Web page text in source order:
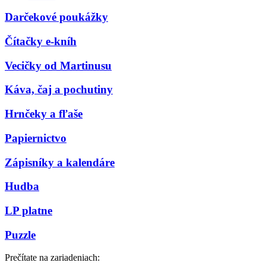
Darčekové poukážky
Čítačky e-kníh
Vecičky od Martinusu
Káva, čaj a pochutiny
Hrnčeky a fľaše
Papiernictvo
Zápisníky a kalendáre
Hudba
LP platne
Puzzle
Prečítate na zariadeniach: